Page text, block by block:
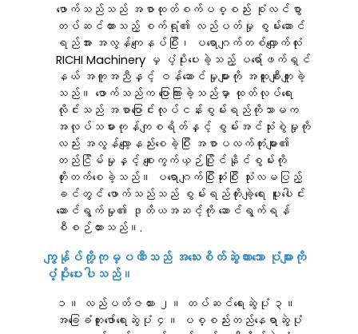
ဖောက်သည်သည် အစာထုတ်စက်ပစ္စည်း စုံလင်စွာ
တပ်ဆင်ထားသည့် စက်ရုံ၏ လည်ပတ်မှု စွမ်းဆောင်
ရည်အား အလွန်ကျေနပ်ပြီး၊ ပရောဂျက်တစ်လျှောက်လုံး
RICHI Machinery မှ ပံ့ပိုးပေးခဲ့သည့် ပရော်ဖက်ရှင်
နယ် အကူအညီနှင့် ဝန်ဆောင်မှုများကို အထူးချီးကျူးခဲ့
သည်။ ဖောက်သည်က ပြောကြားခဲ့သည်မှာ ထုတ်လုပ်ရေး
လိုင်းသည် အစာပြောင်းလုပ်ငန်းစွမ်းရည်ကိုသာမက
အလုပ်သမားကုန်ကျစရိတ်နှင့် စွမ်းအင်သုံးစွဲမှုကို
လည်း အလွန်လျော့နည်းစေခဲ့ပြီး အစာပလက်တုံးများ၏
တည်ငြိမ်မှုနှင့် စျေးကွက်ယှဉ်ပြိုင်နိုင်စွမ်းကို
တိုးတက်စေခဲ့သည်။ ပရောဂျက်ပြီးဆုံးပြီး သုံးလမပြည့်
ခင်တွင် ဖောက်သည်သည် စွမ်းရည်တိုးချဲ့ရေး ပူးပေါင်း
ဆောင်ရွက်မှု၏ ဒုတိယအဆင့်ကို ဆောင်ရွက်ရန်
စီစဉ်ထားသည်။.
ကျွန်ုပ်တို့ကုမ္ပဏီသည် အသေးစိတ်ဆွဲထားသော ပုံများကို
ပံ့ပိုးပေးပါသည်။
၁။ လည်ပတ်ဇယား ၂။ တပ်ဆင်ရေးဆွဲပုံ ၃။
အခြေခံတူးဖော်ရေးဆွဲပုံ ၄။ ပစ္စည်းတည်နေရာဆွဲပုံ